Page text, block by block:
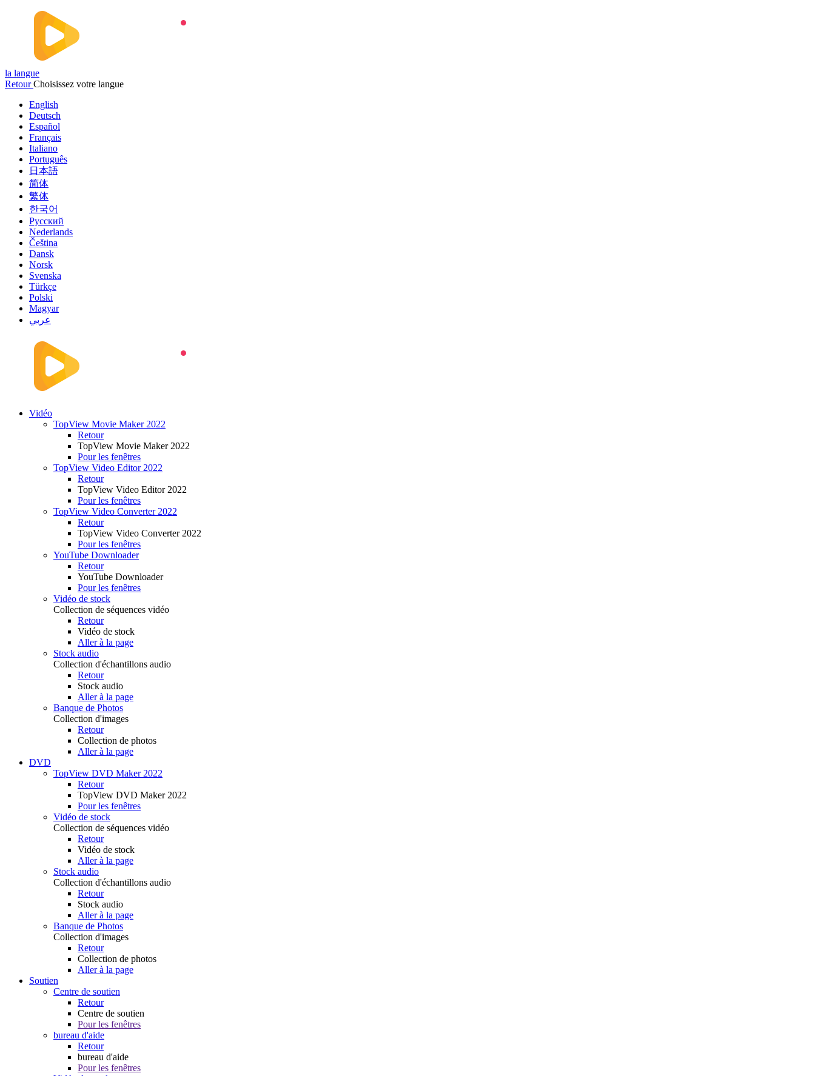
la langue
Retour Choisissez votre langue
English
Deutsch
Español
Français
Italiano
Português
日本語
简体
繁体
한국어
Русский
Nederlands
Čeština
Dansk
Norsk
Svenska
Türkçe
Polski
Magyar
عربي
Vidéo
TopView Movie Maker 2022
Retour
TopView Movie Maker 2022
Pour les fenêtres
TopView Video Editor 2022
Retour
TopView Video Editor 2022
Pour les fenêtres
TopView Video Converter 2022
Retour
TopView Video Converter 2022
Pour les fenêtres
YouTube Downloader
Retour
YouTube Downloader
Pour les fenêtres
Vidéo de stock
Collection de séquences vidéo
Retour
Vidéo de stock
Aller à la page
Stock audio
Collection d'échantillons audio
Retour
Stock audio
Aller à la page
Banque de Photos
Collection d'images
Retour
Collection de photos
Aller à la page
DVD
TopView DVD Maker 2022
Retour
TopView DVD Maker 2022
Pour les fenêtres
Vidéo de stock
Collection de séquences vidéo
Retour
Vidéo de stock
Aller à la page
Stock audio
Collection d'échantillons audio
Retour
Stock audio
Aller à la page
Banque de Photos
Collection d'images
Retour
Collection de photos
Aller à la page
Soutien
Centre de soutien
Retour
Centre de soutien
Pour les fenêtres
bureau d'aide
Retour
bureau d'aide
Pour les fenêtres